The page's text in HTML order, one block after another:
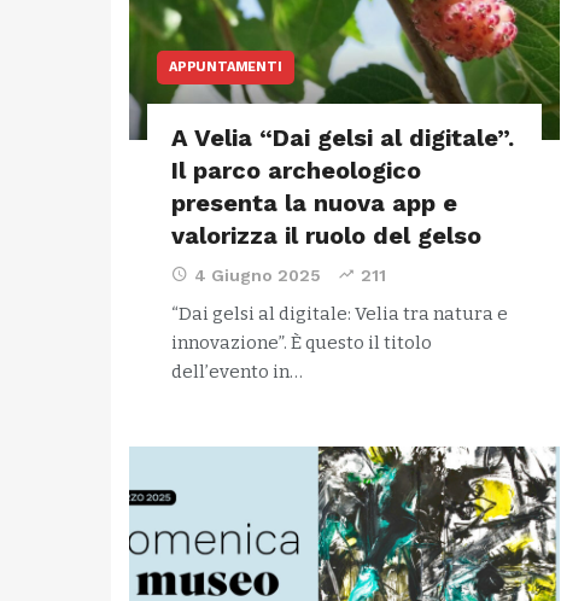
APPUNTAMENTI
A Velia “Dai gelsi al digitale”.
Il parco archeologico
presenta la nuova app e
valorizza il ruolo del gelso
4 Giugno 2025 211
“Dai gelsi al digitale: Velia tra natura e
innovazione”. È questo il titolo
dell’evento in…